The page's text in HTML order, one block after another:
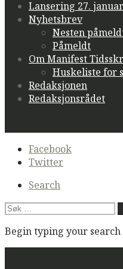
Lansering 27. januar
Nyhetsbrev
Nesten
Påmeldt
Om Manifest
Huskeliste for
Redaksjonen
Redaksjonsrådet
Secondary
navigation
Facebook
Twitter
Search
Søk
Begin typing your search